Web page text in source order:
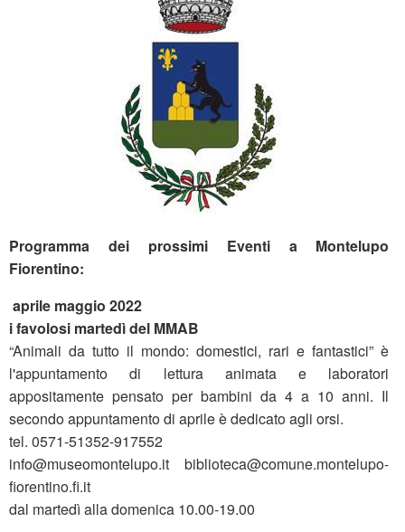
Programma dei prossimi Eventi a Montelupo
Fiorentino:
aprile maggio 2022
i favolosi martedì del MMAB
“Animali da tutto il mondo: domestici, rari e fantastici” è
l'appuntamento di lettura animata e laboratori
appositamente pensato per bambini da 4 a 10 anni. Il
secondo appuntamento di aprile è dedicato agli orsi.
tel. 0571-51352-917552
info@museomontelupo.it biblioteca@comune.montelupo-
fiorentino.fi.it
dal martedì alla domenica 10.00-19.00